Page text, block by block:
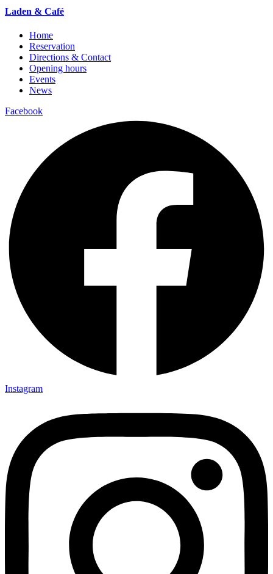
Laden & Café
Home
Reservation
Directions & Contact
Opening hours
Events
News
Facebook
Instagram